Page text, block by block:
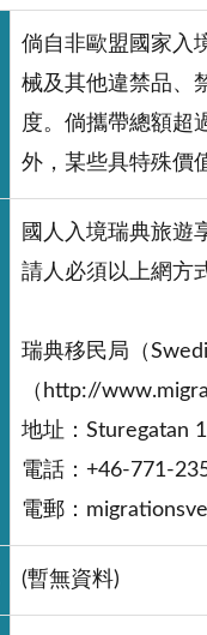
倘自非歐盟國家入
械及其他違禁品、
度。倘攜帶總額超
外，某些具特殊價
國人入境瑞典旅遊
請人必須以上網方
瑞典移民局（
（http://
地址：Sturegatan
電話：+46-771-
電郵：
(暫無資料)